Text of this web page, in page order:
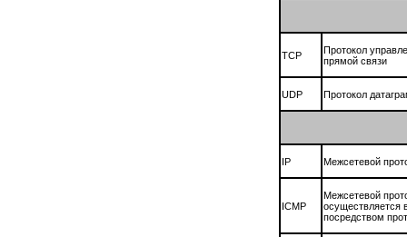
TCP
Протокол
прямой связи
UDP Протокол
IP Межсетевой
ICMP
Межсетевой
осуществляется
посредством